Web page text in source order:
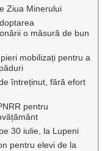
Ziua Minerului
o măsură de bun
mobilizați pentru a
întreținut, fără efort
pentru
30 iulie, la Lupeni
pentru elevi de la